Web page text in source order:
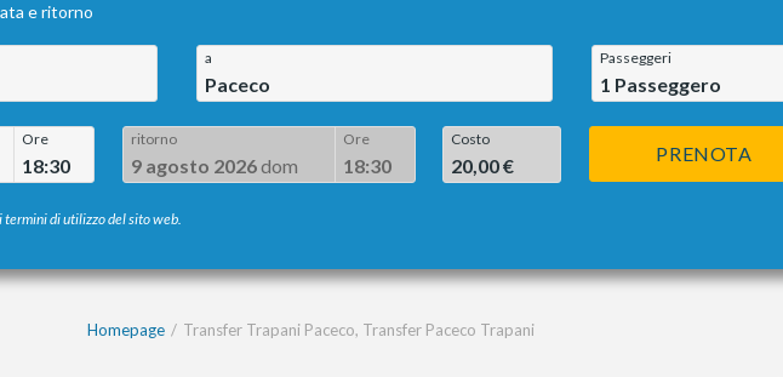
e ritorno
a
Paceco
Passeggeri
1 Passeggero
Ore
18:30
ritorno
9 agosto 2026dom
Ore
18:30
Costo
20,00 €
PRENOTA
termini di utilizzo del sito web.
Homepage Transfer Trapani Paceco, Transfer Paceco Trapani